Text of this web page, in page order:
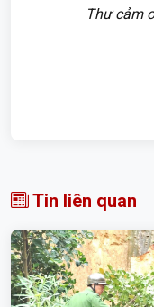
Thư cảm
Tin liên quan